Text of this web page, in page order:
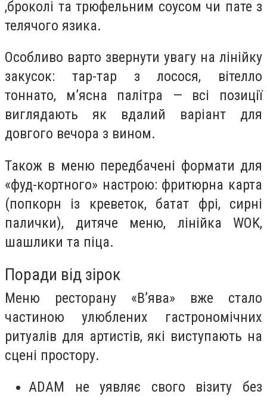
,броколі та трюфельним соусом чи пате з
телячого язика.
Особливо варто звернути увагу на лінійку
закусок: тар-тар з лосося, вітелло
тоннато, м’ясна палітра — всі позиції
виглядають як вдалий варіант для
довгого вечора з вином.
Також в меню передбачені формати для
«фуд-кортного» настрою: фритюрна карта
(попкорн із креветок, батат фрі, сирні
палички), дитяче меню, лінійка WOK,
шашлики та піца.
Поради від зірок
Меню ресторану «В’ява» вже стало
частиною улюблених гастрономічних
ритуалів для артистів, які виступають на
сцені простору.
ADAM не уявляє свого візиту без